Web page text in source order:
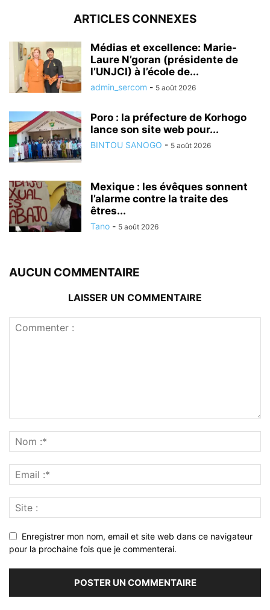
ARTICLES CONNEXES
Médias et excellence: Marie-
Laure N’goran (présidente de
l’UNJCI) à l’école de...
admin_sercom - 5 août 2026
Poro : la préfecture de Korhogo
lance son site web pour...
BINTOU SANOGO - 5 août 2026
Mexique : les évêques sonnent
l’alarme contre la traite des
êtres...
Tano - 5 août 2026
AUCUN COMMENTAIRE
LAISSER UN COMMENTAIRE
Enregistrer mon nom, email et site web dans ce navigateur
pour la prochaine fois que je commenterai.